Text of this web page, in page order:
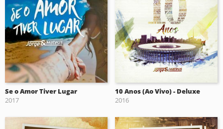
Se o Amor Tiver Lugar
2017
10 Anos (Ao Vivo) - Deluxe
2016